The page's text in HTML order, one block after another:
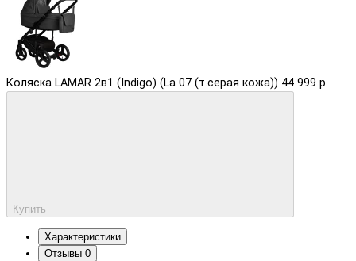
Коляска LAMAR 2в1 (Indigo) (La 07 (т.серая кожа)) 44 999 р.
Купить
Характеристики
Отзывы 0